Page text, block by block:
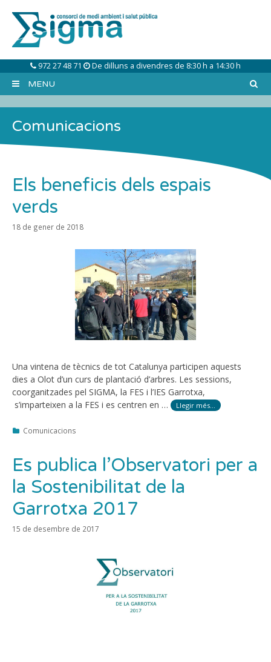
content
972 27 48 71
De dilluns a divendres de 8:30 h a 14:30 h
MENU
Comunicacions
Els beneficis dels espais
verds
18 de gener de 2018
Una vintena de tècnics de tot Catalunya participen aquests
dies a Olot d’un curs de plantació d’arbres. Les sessions,
coorganitzades pel SIGMA, la FES i l’IES Garrotxa,
s’imparteixen a la FES i es centren en …
Llegir més…
Categories
Comunicacions
Es publica l’Observatori per a
la Sostenibilitat de la
Garrotxa 2017
15 de desembre de 2017